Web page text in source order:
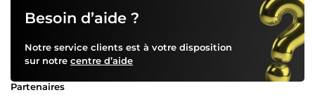
Besoin d’aide ?
Notre service clients est à votre disposition
sur notre centre d’aide
Partenaires